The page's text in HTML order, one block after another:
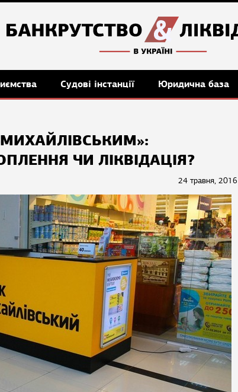
Судові інстанції Юридична база
ЧИ ЛІКВІДАЦІЯ?
24 травня, 2016